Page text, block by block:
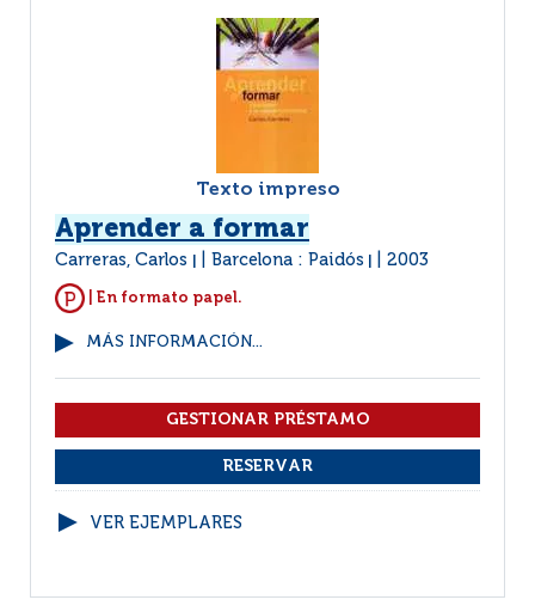
Texto impreso
Aprender a formar
Carreras, Carlos Barcelona : Paidós 2003
| En formato papel.
MÁS INFORMACIÓN...
VER EJEMPLARES